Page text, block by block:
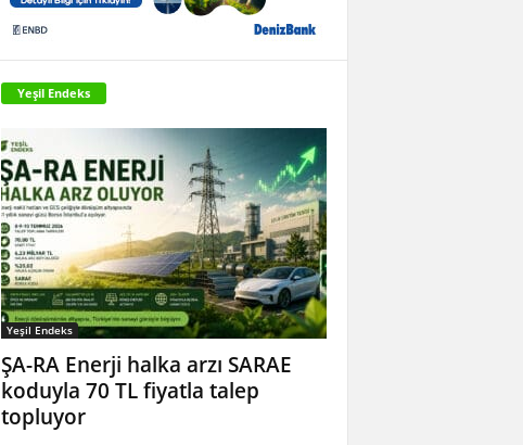
Yeşil Endeks
Yeşil Endeks
ŞA-RA Enerji halka arzı SARAE
koduyla 70 TL fiyatla talep
topluyor